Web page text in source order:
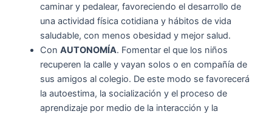
caminar y pedalear, favoreciendo el desarrollo de
una actividad física cotidiana y hábitos de vida
saludable, con menos obesidad y mejor salud.
ConAUTONOMÍA. Fomentar el que los niños
recuperen la calle y vayan solos o en compañía de
sus amigos al colegio. De este modo se favorecerá
la autoestima, la socialización y el proceso de
aprendizaje por medio de la interacción y la